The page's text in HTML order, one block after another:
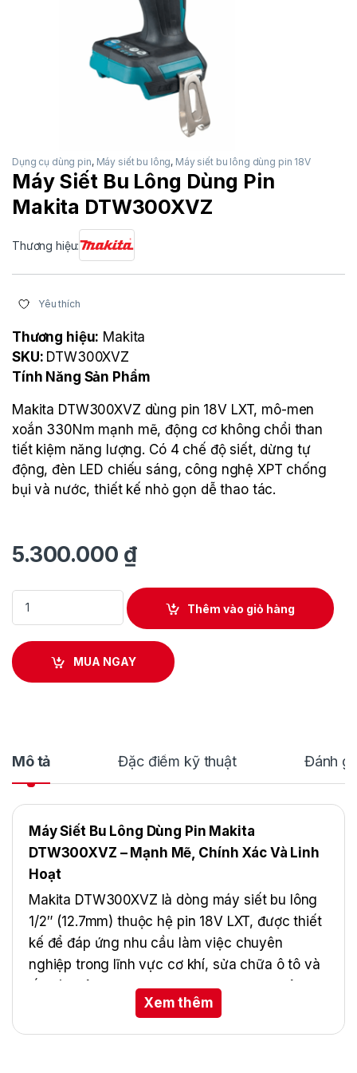
Dụng cụ dùng pin, Máy siết bu lông, Máy siết bu lông dùng pin 18V
Máy Siết Bu Lông Dùng Pin
Makita DTW300XVZ
Thương hiệu:
Yêu thích
Thương hiệu: Makita
SKU: DTW300XVZ
Tính Năng Sản Phẩm
Makita DTW300XVZ dùng pin 18V LXT, mô-men
xoắn 330Nm mạnh mẽ, động cơ không chổi than
tiết kiệm năng lượng. Có 4 chế độ siết, dừng tự
động, đèn LED chiếu sáng, công nghệ XPT chống
bụi và nước, thiết kế nhỏ gọn dễ thao tác.
5.300.000 ₫
Máy Siết Bu Lông Dùng Pin Makita DTW300XVZ quantity
Thêm vào giỏ hàng
MUA NGAY
Mô tả Đặc điểm kỹ thuật Đánh
Máy Siết Bu Lông Dùng Pin Makita
DTW300XVZ – Mạnh Mẽ, Chính Xác Và Linh
Hoạt
Makita DTW300XVZ là dòng máy siết bu lông
1/2″ (12.7mm) thuộc hệ pin 18V LXT, được thiết
kế để đáp ứng nhu cầu làm việc chuyên
nghiệp trong lĩnh vực cơ khí, sửa chữa ô tô và
lắp ráp công nghiệp. Trang bị động cơ không
chổi than (BL Motor) giúp máy vận hành mạnh
Xem thêm